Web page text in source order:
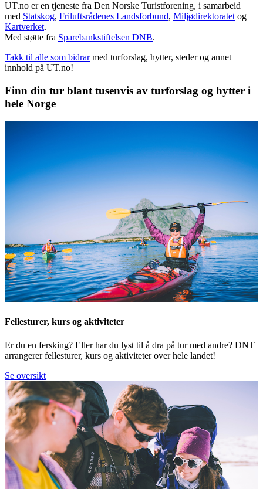
UT.no er en tjeneste fra Den Norske Turistforening, i samarbeid
med Statskog, Friluftsrådenes Landsforbund, Miljødirektoratet og
Kartverket.
Med støtte fra Sparebankstiftelsen DNB.
Takk til alle som bidrar med turforslag, hytter, steder og annet
innhold på UT.no!
Finn din tur blant tusenvis av turforslag og hytter i
hele Norge
Fellesturer, kurs og aktiviteter
Er du en fersking? Eller har du lyst til å dra på tur med andre? DNT
arrangerer fellesturer, kurs og aktiviteter over hele landet!
Se oversikt